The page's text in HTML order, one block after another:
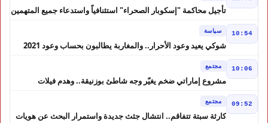
تأجيل محاكمة "إسكوبار الصحراء" استئنافياً واستدعاء جميع المتهمين
10:54 سياسة
شوكي يعيد وعود الأحرار.. والمغاربة يطالبون بحساب وعود 2021
10:06 مجتمع
مشروع إماراتي ضخم يغيّر وجه شاطئ بوزنيقة.. وهدم فيلات
09:52 مجتمع
كارثة سبتة تتفاقم.. انتشال جثث جديدة واستمرار البحث عن هويات